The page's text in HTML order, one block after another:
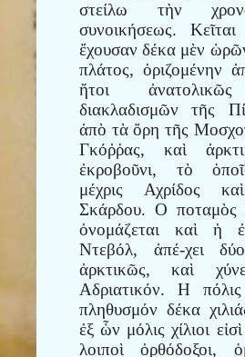
στείλω τὴν
συνοικήσεως.
ἔχουσαν δέκα μὲν
πλάτος, ὀριζομένην
ἤτοι
διακλαδισμῶν τῆς
ἀπὸ τὰ ὄρη τῆς
Γκόῤῥας, καὶ
ἐκροβοῦνι, τὸ
μέχρις Αχρίδος
Σκάρδου. Ο ποταμὸς
ὀνομάζεται καὶ ἡ
Ντεβόλ, ἀπέ-χει
ἀρκτικῶς, καὶ
Αδριατικόν. Η
πληθυσμόν δέκα
ἐξ ὧν μόλις χίλιοι
λοιποὶ ὀρθόδοξοι,